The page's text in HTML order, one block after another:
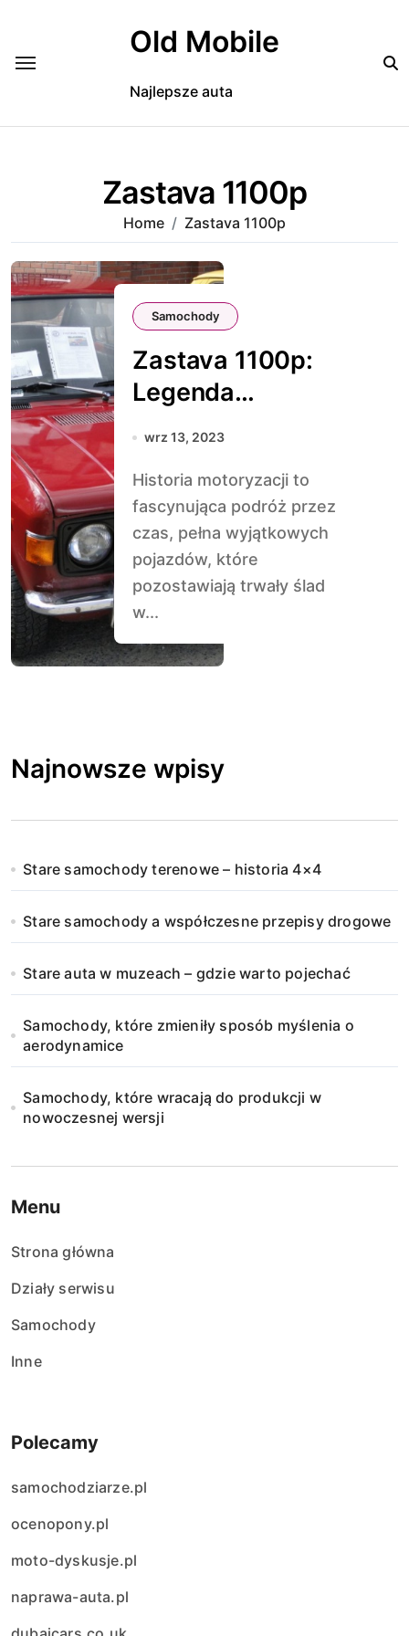
Old Mobile
Najlepsze auta
Zastava 1100p
Home Zastava 1100p
Samochody
Zastava 1100p:
Legenda
Jugosłowiańskiej
wrz 13, 2023
Historia motoryzacji to
fascynująca podróż przez
czas, pełna wyjątkowych
pojazdów, które
pozostawiają trwały ślad
w...
Najnowsze wpisy
Stare samochody terenowe – historia 4×4
Stare samochody a współczesne przepisy drogowe
Stare auta w muzeach – gdzie warto pojechać
Samochody, które zmieniły sposób myślenia o
aerodynamice
Samochody, które wracają do produkcji w
nowoczesnej wersji
Menu
Strona główna
Działy serwisu
Samochody
Inne
Polecamy
samochodziarze.pl
ocenopony.pl
moto-dyskusje.pl
naprawa-auta.pl